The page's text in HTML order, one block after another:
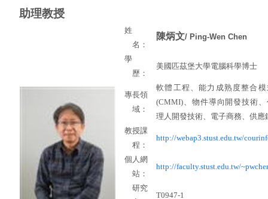
助理教授
姓
名：
陳炳文/ Ping-Wen Chen
學
歷：
美國匹茲堡大學電腦科學博士
專長領
域：
軟體工程、能力成熟度整合模
(CMMI)、物件導向開發技術、
理人開發技術、電子商務、供應
教授課
程：
http://webap3.stust.edu.tw/
個人網
站：
http://faculty.stust.edu.tw/
研究
T0947-1